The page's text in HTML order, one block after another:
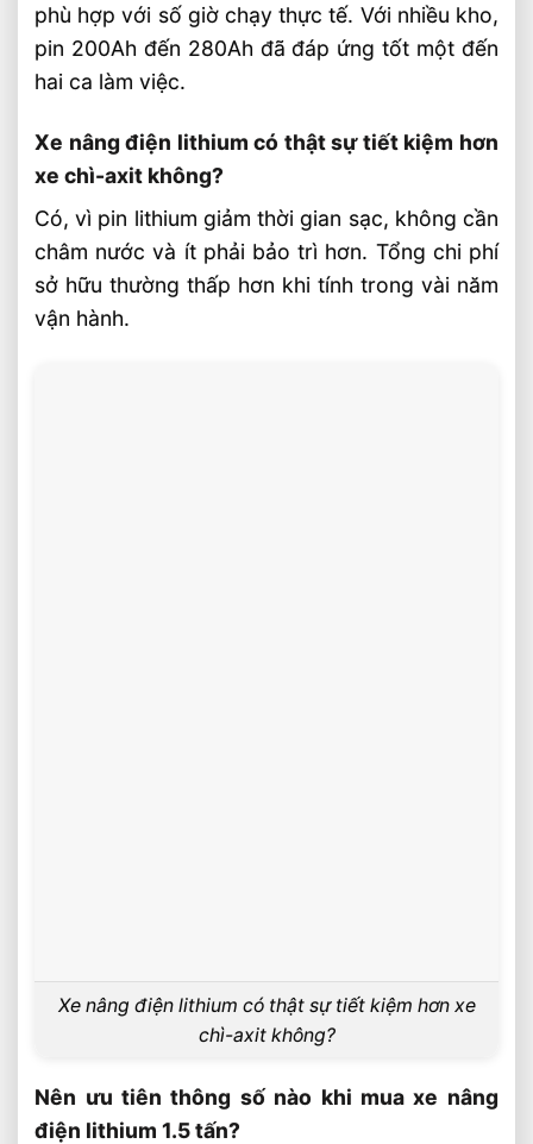
phù hợp với số giờ chạy thực tế. Với nhiều kho,
pin 200Ah đến 280Ah đã đáp ứng tốt một đến
hai ca làm việc.
Xe nâng điện lithium có thật sự tiết kiệm hơn
xe chì-axit không?
Có, vì pin lithium giảm thời gian sạc, không cần
châm nước và ít phải bảo trì hơn. Tổng chi phí
sở hữu thường thấp hơn khi tính trong vài năm
vận hành.
Xe nâng điện lithium có thật sự tiết kiệm hơn xe
chì-axit không?
Nên ưu tiên thông số nào khi mua xe nâng
điện lithium 1.5 tấn?